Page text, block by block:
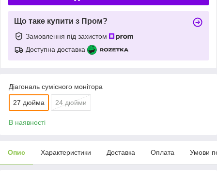
Що таке купити з Пром?
Замовлення під захистом
Доступна доставка
Діагональ сумісного монітора
27 дюйма 24 дюйми
В наявності
Опис Характеристики Доставка Оплата Умови